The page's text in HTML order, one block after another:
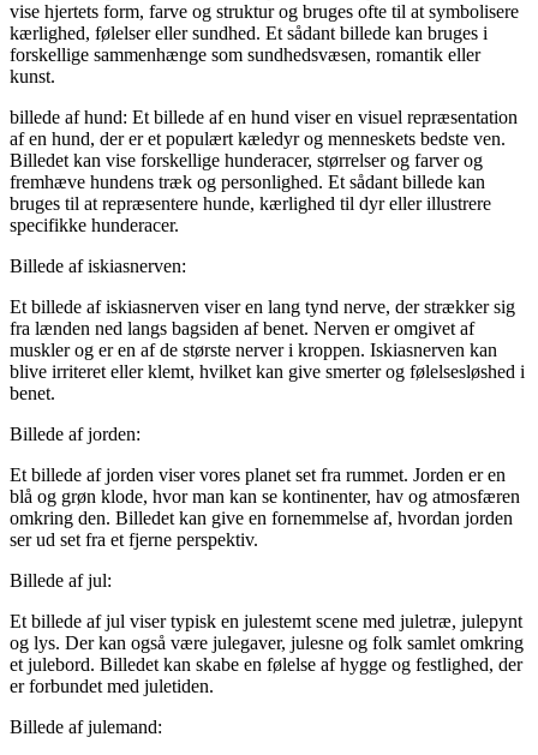
vise hjertets form, farve og struktur og bruges ofte til at symbolisere
kærlighed, følelser eller sundhed. Et sådant billede kan bruges i
forskellige sammenhænge som sundhedsvæsen, romantik eller
kunst.
billede af hund: Et billede af en hund viser en visuel repræsentation
af en hund, der er et populært kæledyr og menneskets bedste ven.
Billedet kan vise forskellige hunderacer, størrelser og farver og
fremhæve hundens træk og personlighed. Et sådant billede kan
bruges til at repræsentere hunde, kærlighed til dyr eller illustrere
specifikke hunderacer.
Billede af iskiasnerven:
Et billede af iskiasnerven viser en lang tynd nerve, der strækker sig
fra lænden ned langs bagsiden af benet. Nerven er omgivet af
muskler og er en af de største nerver i kroppen. Iskiasnerven kan
blive irriteret eller klemt, hvilket kan give smerter og følelsesløshed i
benet.
Billede af jorden:
Et billede af jorden viser vores planet set fra rummet. Jorden er en
blå og grøn klode, hvor man kan se kontinenter, hav og atmosfæren
omkring den. Billedet kan give en fornemmelse af, hvordan jorden
ser ud set fra et fjerne perspektiv.
Billede af jul:
Et billede af jul viser typisk en julestemt scene med juletræ, julepynt
og lys. Der kan også være julegaver, julesne og folk samlet omkring
et julebord. Billedet kan skabe en følelse af hygge og festlighed, der
er forbundet med juletiden.
Billede af julemand: